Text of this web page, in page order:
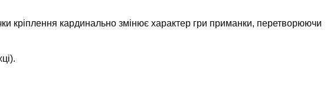
кріплення кардинально змінює характер гри приманки, перетворюючи